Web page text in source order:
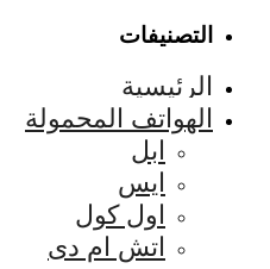
التصنيفات
الرئيسية
الهواتف المحمولة
ابل
ايس
اول كول
اتش ام دى